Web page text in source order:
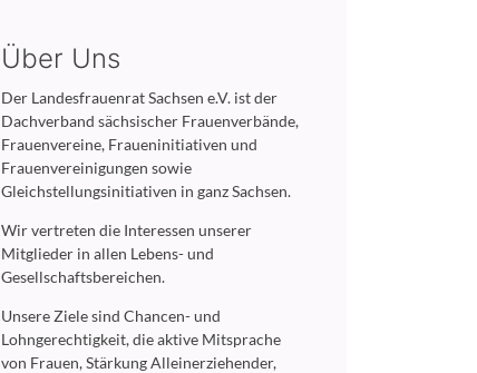
Über Uns
Der Landesfrauenrat Sachsen e.V. ist der
Dachverband sächsischer Frauenverbände,
Frauenvereine, Fraueninitiativen und
Frauenvereinigungen sowie
Gleichstellungsinitiativen in ganz Sachsen.
Wir vertreten die Interessen unserer
Mitglieder in allen Lebens- und
Gesellschaftsbereichen.
Unsere Ziele sind Chancen- und
Lohngerechtigkeit, die aktive Mitsprache
von Frauen, Stärkung Alleinerziehender,